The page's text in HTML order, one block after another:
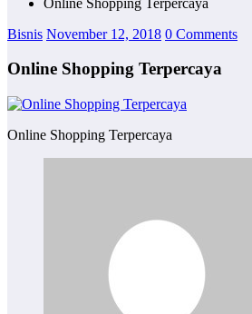
Bisnis November 12, 2018 0 Comments
Online Shopping Terpercaya
Online Shopping Terpercaya